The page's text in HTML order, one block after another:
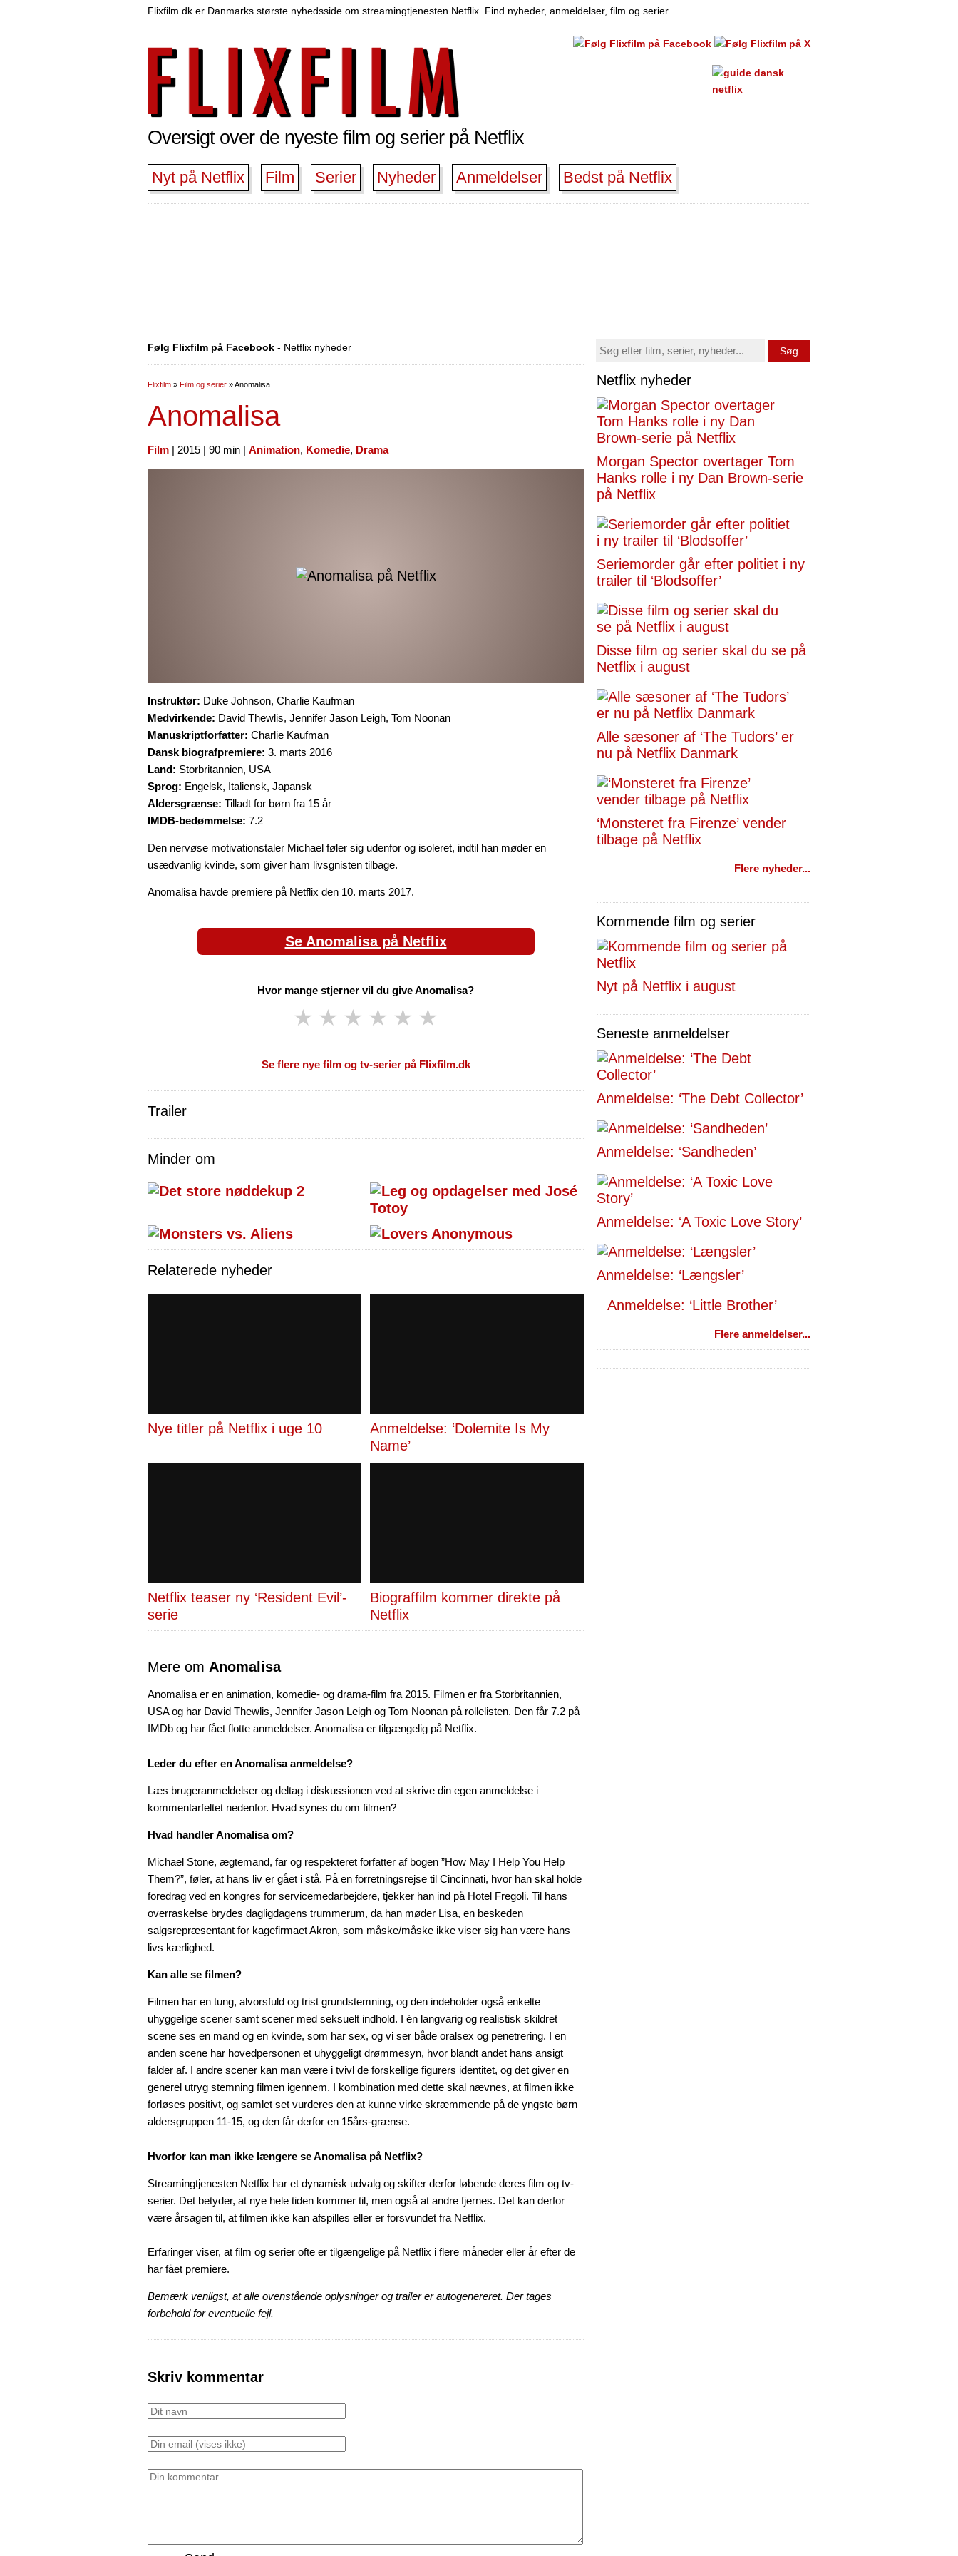
Flixfilm.dk er Danmarks største nyhedsside om streamingtjenesten Netflix. Find nyheder, anmeldelser, film og serier.
Oversigt over de nyeste film og serier på Netflix
Nyt på Netflix Film Serier Nyheder Anmeldelser Bedst på Netflix
Følg Flixfilm på Facebook - Netflix nyheder Søg
Flixfilm » Film og serier »Anomalisa
Anomalisa
Film | 2015 | 90 min | Animation, Komedie, Drama
Instruktør: Duke Johnson, Charlie Kaufman
Medvirkende: David Thewlis, Jennifer Jason Leigh, Tom Noonan
Manuskriptforfatter: Charlie Kaufman
Dansk biografpremiere: 3. marts 2016
Land: Storbritannien, USA
Sprog: Engelsk, Italiensk, Japansk
Aldersgrænse: Tilladt for børn fra 15 år
IMDB-bedømmelse: 7.2
Den nervøse motivationstaler Michael føler sig udenfor og isoleret, indtil han møder en
usædvanlig kvinde, som giver ham livsgnisten tilbage.
Anomalisa havde premiere på Netflix den 10. marts 2017.
Se Anomalisa på Netflix
Hvor mange stjerner vil du give Anomalisa?
★ ★ ★ ★ ★ ★
Se flere nye film og tv-serier på Flixfilm.dk
Trailer
Minder om
Relaterede nyheder
Nye titler på Netflix i uge 10
Anmeldelse: ‘Dolemite Is My
Name’
Netflix teaser ny ‘Resident Evil’-
serie
Biograffilm kommer direkte på
Netflix
Mere om Anomalisa
Anomalisa er en animation, komedie- og drama-film fra 2015. Filmen er fra Storbritannien,
USA og har David Thewlis, Jennifer Jason Leigh og Tom Noonan på rollelisten. Den får 7.2 på
IMDb og har fået flotte anmeldelser. Anomalisa er tilgængelig på Netflix.
Leder du efter en Anomalisa anmeldelse?
Læs brugeranmeldelser og deltag i diskussionen ved at skrive din egen anmeldelse i
kommentarfeltet nedenfor. Hvad synes du om filmen?
Hvad handler Anomalisa om?
Michael Stone, ægtemand, far og respekteret forfatter af bogen ”How May I Help You Help
Them?”, føler, at hans liv er gået i stå. På en forretningsrejse til Cincinnati, hvor han skal holde
foredrag ved en kongres for servicemedarbejdere, tjekker han ind på Hotel Fregoli. Til hans
overraskelse brydes dagligdagens trummerum, da han møder Lisa, en beskeden
salgsrepræsentant for kagefirmaet Akron, som måske/måske ikke viser sig han være hans
livs kærlighed.
Kan alle se filmen?
Filmen har en tung, alvorsfuld og trist grundstemning, og den indeholder også enkelte
uhyggelige scener samt scener med seksuelt indhold. I én langvarig og realistisk skildret
scene ses en mand og en kvinde, som har sex, og vi ser både oralsex og penetrering. I en
anden scene har hovedpersonen et uhyggeligt drømmesyn, hvor blandt andet hans ansigt
falder af. I andre scener kan man være i tvivl de forskellige figurers identitet, og det giver en
generel utryg stemning filmen igennem. I kombination med dette skal nævnes, at filmen ikke
forløses positivt, og samlet set vurderes den at kunne virke skræmmende på de yngste børn
aldersgruppen 11-15, og den får derfor en 15års-grænse.
Hvorfor kan man ikke længere se Anomalisa på Netflix?
Streamingtjenesten Netflix har et dynamisk udvalg og skifter derfor løbende deres film og tv-
serier. Det betyder, at nye hele tiden kommer til, men også at andre fjernes. Det kan derfor
være årsagen til, at filmen ikke kan afspilles eller er forsvundet fra Netflix.
Erfaringer viser, at film og serier ofte er tilgængelige på Netflix i flere måneder eller år efter de
har fået premiere.
Bemærk venligst, at alle ovenstående oplysninger og trailer er autogenereret. Der tages
forbehold for eventuelle fejl.
Skriv kommentar
Netflix nyheder
Morgan Spector overtager Tom
Hanks rolle i ny Dan Brown-serie
på Netflix
Seriemorder går efter politiet i ny
trailer til ‘Blodsoffer’
Disse film og serier skal du se på
Netflix i august
Alle sæsoner af ‘The Tudors’ er
nu på Netflix Danmark
‘Monsteret fra Firenze’ vender
tilbage på Netflix
Flere nyheder...
Kommende film og serier
Nyt på Netflix i august
Seneste anmeldelser
Anmeldelse: ‘The Debt Collector’
Anmeldelse: ‘Sandheden’
Anmeldelse: ‘A Toxic Love Story’
Anmeldelse: ‘Længsler’
Anmeldelse: ‘Little Brother’
Flere anmeldelser...